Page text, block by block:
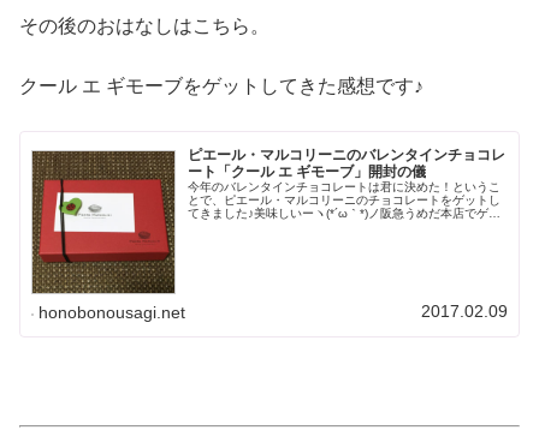
その後のおはなしはこちら。
クール エ ギモーブをゲットしてきた感想です♪
ピエール・マルコリーニのバレンタインチョコレ
ート「クール エ ギモーブ」開封の儀
今年のバレンタインチョコレートは君に決めた！というこ
とで、ピエール・マルコリーニのチョコレートをゲットし
てきました♪美味しいーヽ(*´ω｀*)ノ阪急うめだ本店でゲッ
honobonousagi.net 2017.02.09